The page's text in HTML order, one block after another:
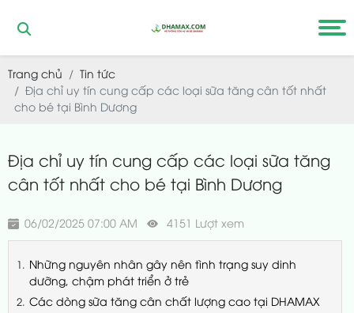
Trang chủ
Tin tức
Địa chỉ uy tín cung cấp các loại sữa tăng cân tốt nhất
cho bé tại Bình Dương
Địa chỉ uy tín cung cấp các loại sữa tăng
cân tốt nhất cho bé tại Bình Dương
06/02/2025 07:00 AM 4151 Lượt xem
Những nguyên nhân gây nên tình trạng suy dinh
dưỡng, chậm phát triển ở trẻ
Các dòng sữa tăng cân chất lượng cao tại DHAMAX